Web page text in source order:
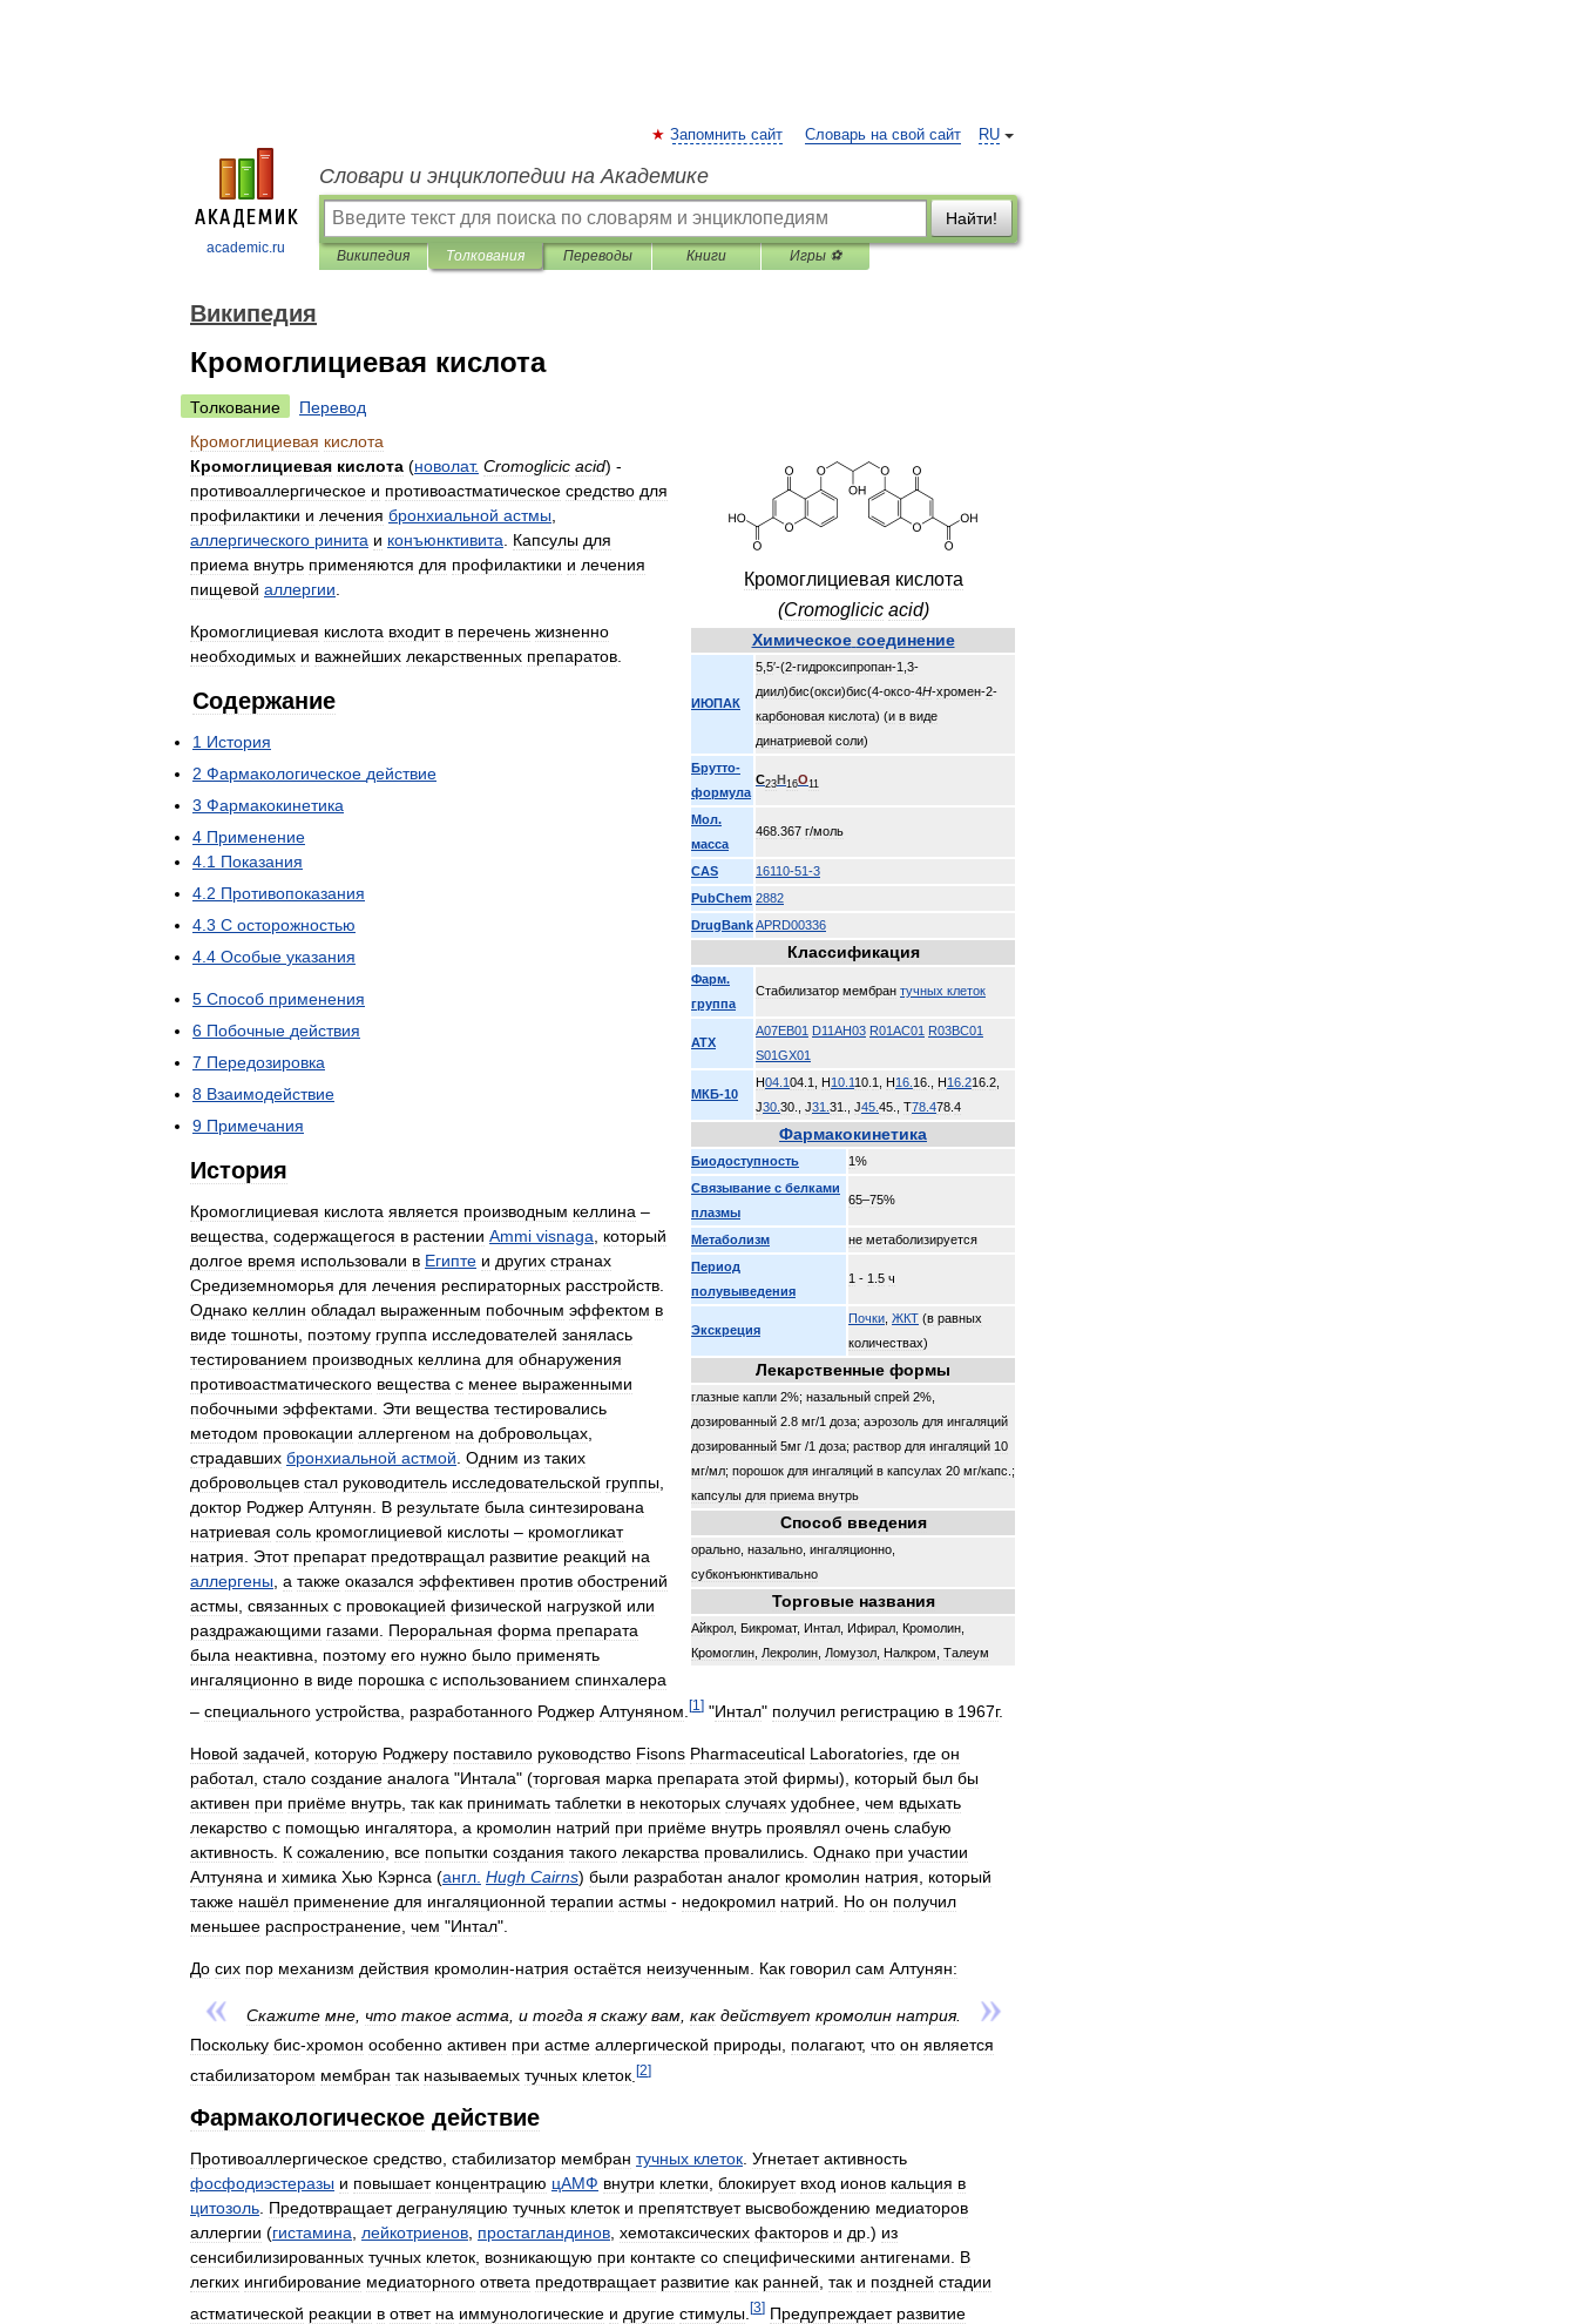
academic.ru
RU
Запомнить сайт Словарь на свой сайт
Словари и энциклопедии на Академике
Найти!
Википедия Толкования Переводы Книги Игры ⚽
Википедия
Кромоглициевая кислота
Толкование
Перевод
Кромоглициевая кислота
Кромоглициевая кислота
(Cromoglicic acid)
Химическое соединение
ИЮПАК
5 5′-(2-гидроксипропан-1 3-
диил)бис(окси)бис(4-оксо-4H-хромен-2-
карбоновая кислота) (и в виде
динатриевой соли)
Брутто-
формула
C23H16O11
Мол.
масса
468 367 г/моль
CAS 16110-51-3
PubChem 2882
DrugBankAPRD00336
Классификация
Фарм.
группа
Стабилизатор мембран тучных клеток
АТХ
A07EB01 D11AH03 R01AC01 R03BC01
S01GX01
МКБ-10
H04 104 1 H10 110 1 H16 16 H16 216 2
J30 30 J31 31 J45 45 T78 478 4
Фармакокинетика
Биодоступность 1%
Связывание с белками
плазмы
65–75%
Метаболизм не метаболизируется
Период
полувыведения
1 - 1 5 ч
Экскреция
Почки ЖКТ (в равных
количествах)
Лекарственные формы
глазные капли 2%; назальный спрей 2%,
дозированный 2 8 мг/1 доза; аэрозоль для ингаляций
дозированный 5мг /1 доза; раствор для ингаляций 10
мг/мл; порошок для ингаляций в капсулах 20 мг/капс .;
капсулы для приема внутрь
Способ введения
орально назально ингаляционно
субконъюнктивально
Торговые названия
Айкрол Бикромат, Интал Ифирал Кромолин
Кромоглин Лекролин Ломузол Налкром Талеум
Кромоглициевая кислота (новолат. Cromoglicic acid) -
противоаллергическое и противоастматическое средство для
профилактики и лечения бронхиальной астмы
аллергического ринита и конъюнктивита Капсулы для
приема внутрь применяются для профилактики и лечения
пищевой аллергии
Кромоглициевая кислота входит в перечень жизненно
необходимых и важнейших лекарственных препаратов
Содержание
1 История
2 Фармакологическое действие
3 Фармакокинетика
4 Применение
4 1 Показания
4 2 Противопоказания
4 3 С осторожностью
4 4 Особые указания
5 Способ применения
6 Побочные действия
7 Передозировка
8 Взаимодействие
9 Примечания
История
Кромоглициевая кислота является производным келлина –
вещества содержащегося в растении Ammi visnaga
который
долгое время использовали в Египте и других странах
Средиземноморья для лечения респираторных расстройств
Однако келлин обладал выраженным побочным эффектом в
виде тошноты поэтому группа исследователей занялась
тестированием производных келлина для обнаружения
противоастматического вещества с менее выраженными
побочными эффектами Эти вещества тестировались
методом провокации аллергеном на добровольцах
страдавших бронхиальной астмой Одним из таких
добровольцев стал руководитель исследовательской группы
доктор Роджер Алтунян В результате была синтезирована
натриевая соль кромоглициевой кислоты – кромогликат
натрия
Этот препарат предотвращал развитие реакций на
аллергены а также оказался эффективен против обострений
астмы связанных с провокацией физической нагрузкой или
раздражающими газами Пероральная форма препарата
была неактивна поэтому его нужно было применять
ингаляционно в виде порошка с использованием спинхалера
– специального устройства разработанного Роджер Алтуняном [1 ] "Интал" получил регистрацию в 1967г.
Новой задачей которую Роджеру поставило руководство Fisons Pharmaceutical Laboratories где он
работал стало создание аналога "Интала" (торговая марка препарата этой фирмы), который был бы
активен при приёме внутрь так как принимать таблетки в некоторых случаях удобнее чем вдыхать
лекарство с помощью ингалятора а кромолин натрий при приёме внутрь проявлял очень слабую
активность К сожалению все попытки создания такого лекарства провалились Однако при участии
Алтуняна и химика Хью Кэрнса (англ Hugh Cairns) были разработан аналог кромолин натрия
который
также нашёл применение для ингаляционной терапии астмы - недокромил натрий Но он получил
меньшее распространение чем "Интал".
До сих пор механизм действия кромолин-натрия остаётся неизученным Как говорил сам Алтунян:
Скажите мне что такое астма и тогда я скажу вам как действует кромолин натрия.
Поскольку бис-хромон особенно активен при астме аллергической природы полагают, что он является
стабилизатором мембран так называемых тучных клеток [2]
Фармакологическое действие
Противоаллергическое средство, стабилизатор мембран тучных клеток. Угнетает активность
фосфодиэстеразы и повышает концентрацию цАМФ внутри клетки, блокирует вход ионов кальция в
цитозоль. Предотвращает дегрануляцию тучных клеток и препятствует высвобождению медиаторов
аллергии (гистамина, лейкотриенов, простагландинов, хемотаксических факторов и др.) из
сенсибилизированных тучных клеток, возникающую при контакте со специфическими антигенами. В
легких ингибирование медиаторного ответа предотвращает развитие как ранней, так и поздней стадии
астматической реакции в ответ на иммунологические и другие стимулы [3] Предупреждает развитие